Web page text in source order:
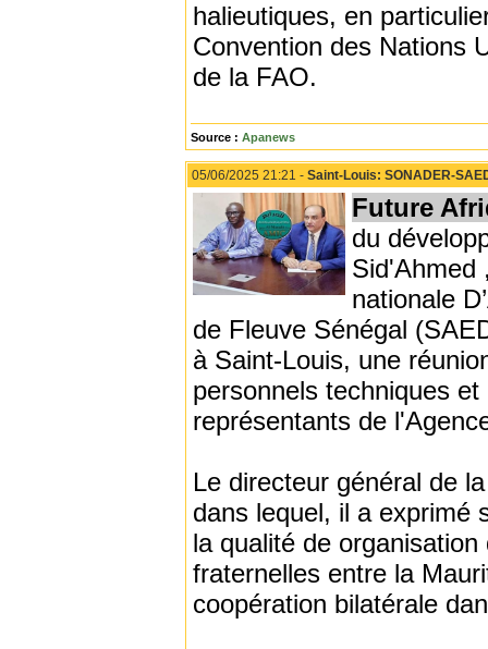
halieutiques, en
Convention des Nations
de la FAO.
Source : Apanews
05/06/2025 21:21 - Saint-Louis: SONADER-
Future
du
Sid'Ahmed
nationale
de Fleuve Sénégal
à Saint-Louis, une
personnels techniques
représentants de
Le directeur général de
dans lequel, il a exprimé
la qualité de
fraternelles entre la
coopération bilatérale